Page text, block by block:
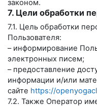
законом.
7. Цели обработки
7.1. Цель обработки
Пользователя:
– информирование
электронных писем;
– предоставление
информации и/или
сайте https://
7.2. Также Оператор